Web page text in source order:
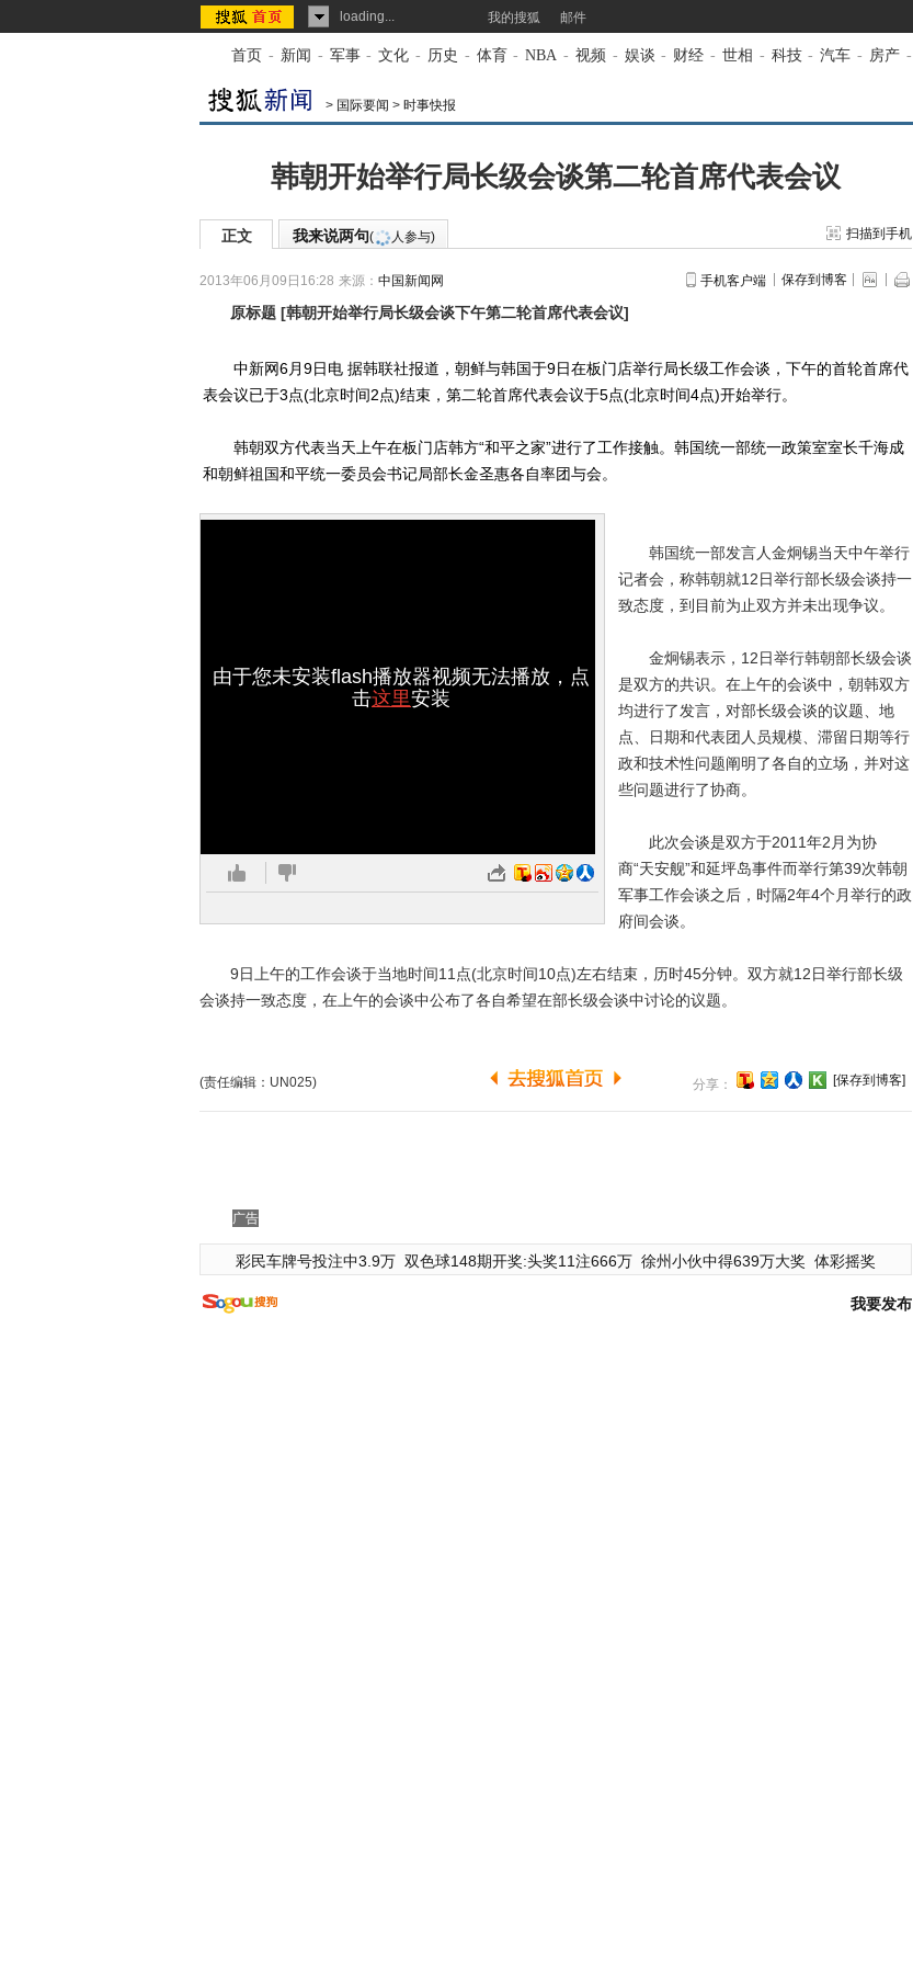
loading... 我的搜狐 邮件
首页 - 新闻 - 军事 - 文化 - 历史 - 体育 - NBA - 视频 - 娱谈 - 财经 - 世相 - 科技 - 汽车 - 房产 -
> 国际要闻 > 时事快报
韩朝开始举行局长级会谈第二轮首席代表会议
正文 我来说两句( 人参与) 扫描到手机
2013年06月09日16:28 来源： 中国新闻网 手机客户端 保存到博客
原标题 [韩朝开始举行局长级会谈下午第二轮首席代表会议]
中新网6月9日电 据韩联社报道，朝鲜与韩国于9日在板门店举行局长级工作会谈，下午的首轮首席代
表会议已于3点(北京时间2点)结束，第二轮首席代表会议于5点(北京时间4点)开始举行。
韩朝双方代表当天上午在板门店韩方“和平之家”进行了工作接触。韩国统一部统一政策室室长千海成
和朝鲜祖国和平统一委员会书记局部长金圣惠各自率团与会。
由于您未安装flash播放器视频无法播放，点
击这里安装
韩国统一部发言人金炯锡当天中午举行
记者会，称韩朝就12日举行部长级会谈持一
致态度，到目前为止双方并未出现争议。
金炯锡表示，12日举行韩朝部长级会谈
是双方的共识。在上午的会谈中，朝韩双方
均进行了发言，对部长级会谈的议题、地
点、日期和代表团人员规模、滞留日期等行
政和技术性问题阐明了各自的立场，并对这
些问题进行了协商。
此次会谈是双方于2011年2月为协
商“天安舰”和延坪岛事件而举行第39次韩朝
军事工作会谈之后，时隔2年4个月举行的政
府间会谈。
9日上午的工作会谈于当地时间11点(北京时间10点)左右结束，历时45分钟。双方就12日举行部长级
会谈持一致态度，在上午的会谈中公布了各自希望在部长级会谈中讨论的议题。
(责任编辑：UN025) 分享： [保存到博客]
广告
彩民车牌号投注中3.9万 双色球148期开奖:头奖11注666万 徐州小伙中得639万大奖 体彩摇奖
我要发布